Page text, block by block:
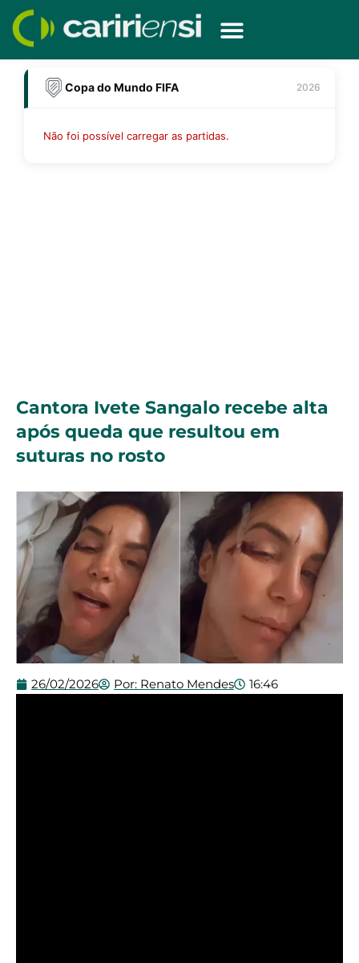
para
conteúdo
Copa do Mundo FIFA 2026
Não foi possível carregar as partidas.
Cantora Ivete Sangalo recebe alta
após queda que resultou em
suturas no rosto
26/02/2026 Por: Renato Mendes 16:46